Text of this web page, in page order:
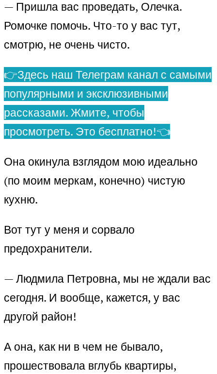
— Пришла вас проведать, Олечка.
Ромочке помочь. Что-то у вас тут,
смотрю, не очень чисто.
👉Здесь наш Телеграм канал с самыми
популярными и эксклюзивными
рассказами. Жмите, чтобы
просмотреть. Это бесплатно!👈
Она окинула взглядом мою идеально
(по моим меркам, конечно) чистую
кухню.
Вот тут у меня и сорвало
предохранители.
— Людмила Петровна, мы не ждали вас
сегодня. И вообще, кажется, у вас
другой район!
А она, как ни в чем не бывало,
прошествовала вглубь квартиры,